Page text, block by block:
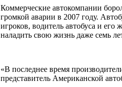
Коммерческие автокомпании
громкой аварии в 2007 году.
игроков, водитель автобуса и
наладить свою жизнь даже семь
«В последнее время
представитель Американской